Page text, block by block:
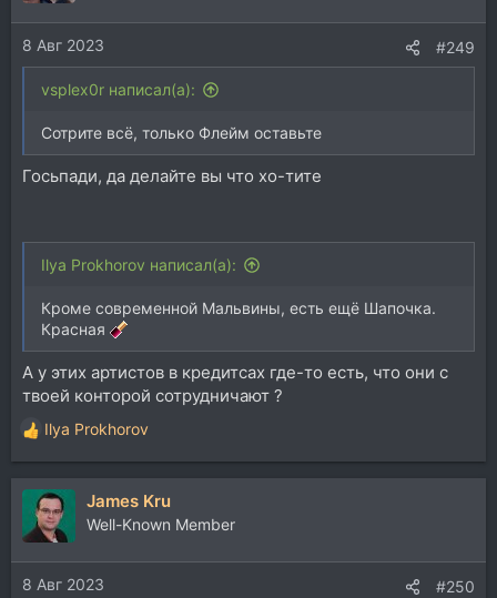
8 Авг 2023 #249
vsplex0r написал(а):
Сотрите всё, только Флейм оставьте
Госьпади, да делайте вы что хо-тите
Ilya Prokhorov написал(а):
Кроме современной Мальвины, есть ещё Шапочка.
Красная
А у этих артистов в кредитсах где-то есть, что они с
твоей конторой сотрудничают ?
Р
е
а
и
и
:
Ilya Prokhorov
James Kru
Well-Known Member
8 Авг 2023 #250